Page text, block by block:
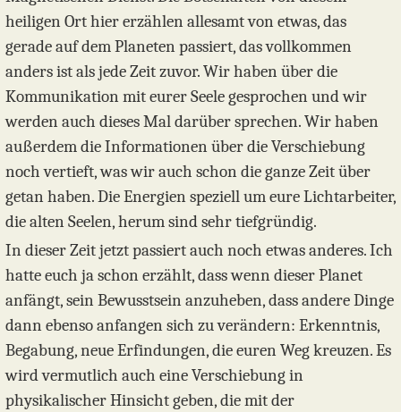
heiligen Ort hier erzählen allesamt von etwas, das
gerade auf dem Planeten passiert, das vollkommen
anders ist als jede Zeit zuvor. Wir haben über die
Kommunikation mit eurer Seele gesprochen und wir
werden auch dieses Mal darüber sprechen. Wir haben
außerdem die Informationen über die Verschiebung
noch vertieft, was wir auch schon die ganze Zeit über
getan haben. Die Energien speziell um eure Lichtarbeiter,
die alten Seelen, herum sind sehr tiefgründig.
In dieser Zeit jetzt passiert auch noch etwas anderes. Ich
hatte euch ja schon erzählt, dass wenn dieser Planet
anfängt, sein Bewusstsein anzuheben, dass andere Dinge
dann ebenso anfangen sich zu verändern: Erkenntnis,
Begabung, neue Erfindungen, die euren Weg kreuzen. Es
wird vermutlich auch eine Verschiebung in
physikalischer Hinsicht geben, die mit der